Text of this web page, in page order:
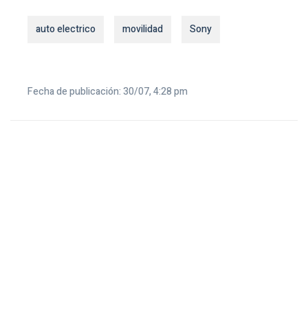
auto electrico movilidad Sony
Fecha de publicación: 30/07, 4:28 pm